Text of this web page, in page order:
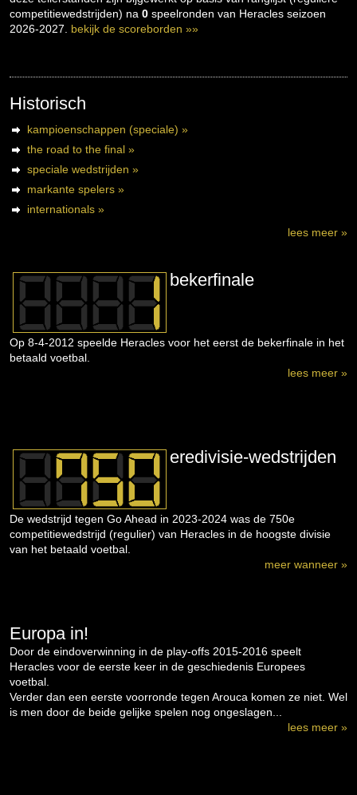
competitiewedstrijden) na 0 speelronden van Heracles seizoen
2026-2027. bekijk de scoreborden »»
Historisch
kampioenschappen (speciale) »
the road to the final »
speciale wedstrijden »
markante spelers »
internationals »
lees meer »
bekerfinale
Op 8-4-2012 speelde Heracles voor het eerst de bekerfinale in het
betaald voetbal.
lees meer »
eredivisie-wedstrijden
De wedstrijd tegen Go Ahead in 2023-2024 was de 750e
competitiewedstrijd (regulier) van Heracles in de hoogste divisie
van het betaald voetbal.
meer wanneer »
Europa in!
Door de eindoverwinning in de play-offs 2015-2016 speelt
Heracles voor de eerste keer in de geschiedenis Europees
voetbal.
Verder dan een eerste voorronde tegen Arouca komen ze niet. Wel
is men door de beide gelijke spelen nog ongeslagen...
lees meer »